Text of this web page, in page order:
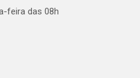
feira das 08h